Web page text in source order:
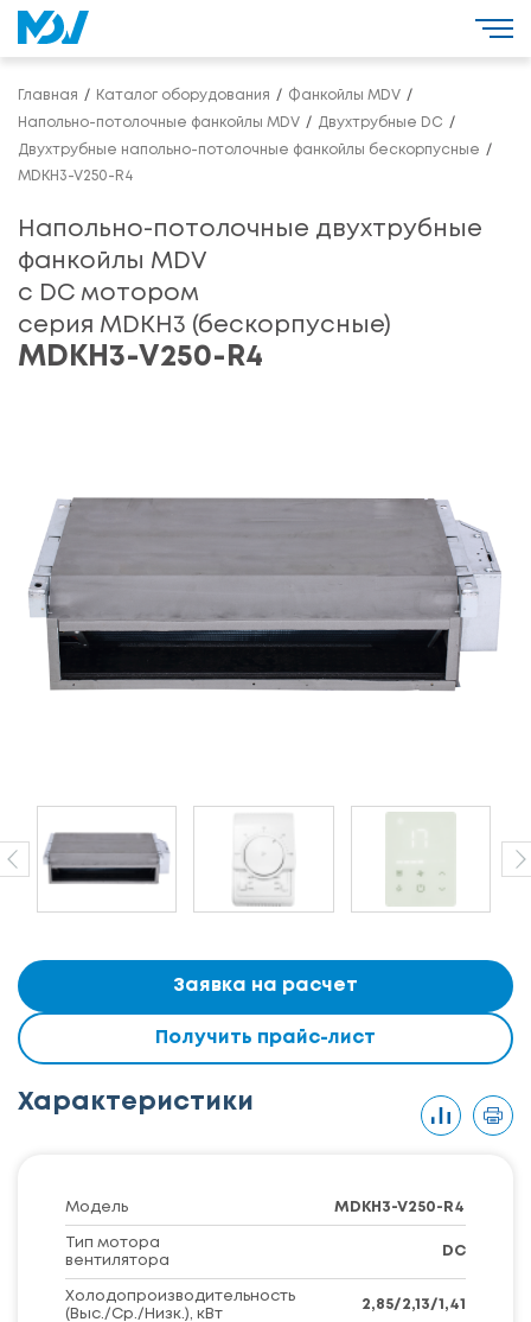
Главная Каталог оборудования Фанкойлы MDV
Напольно-потолочные фанкойлы MDV Двухтрубные DC
Двухтрубные напольно-потолочные фанкойлы бескорпусные
MDKH3-V250-R4
Напольно-потолочные двухтрубные
фанкойлы MDV
с DC мотором
серия MDKH3 (бескорпусные)
MDKH3-V250-R4
Заявка на расчет
Получить прайс-лист
Характеристики
Модель MDKH3-V250-R4
Тип мотора
вентилятора
DC
Холодопроизводительность
(Выс./Ср./Низк.), кВт
2,85/2,13/1,41